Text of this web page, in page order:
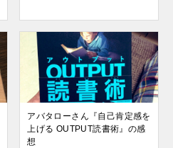
アバタローさん『自己肯定感を
上げる OUTPUT読書術』の感
想